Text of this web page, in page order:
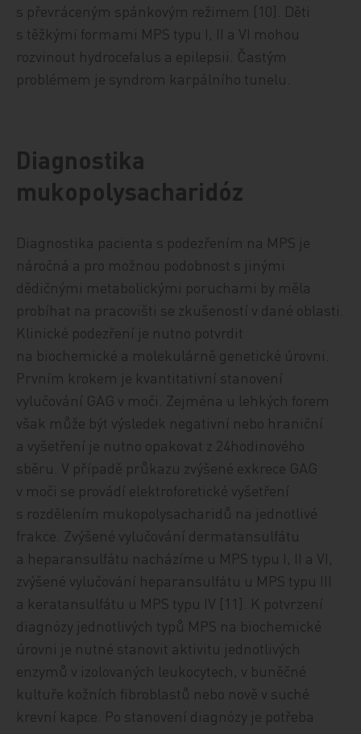
s převráceným spánkovým režimem [10]. Děti
s těžkými formami MPS typu I, II a VI mohou
rozvinout hydrocefalus a epilepsii. Častým
problémem je syndrom karpálního tunelu.
Diagnostika
mukopolysacharidóz
Diagnostika pacienta s podezřením na MPS je
náročná a pro možnou podobnost s jinými
dědičnými metabolickými poruchami by měla
probíhat na pracovišti se zkušeností v dané oblasti.
Klinické podezření je nutno potvrdit
na biochemické a molekulárně genetické úrovni.
Prvním krokem je kvantitativní stanovení
vylučování GAG v moči. Zejména u lehkých forem
však může být výsledek negativní nebo hraniční
a vyšetření je nutno opakovat z 24hodinového
sběru. V případě průkazu zvýšené exkrece GAG
v moči se provádí elektroforetické vyšetření
s rozdělením mukopolysacharidů na jednotlivé
frakce. Zvýšené vylučování dermatansulfátu
a heparansulfátu nacházíme u MPS typu I, II a VI,
zvýšené vylučování heparansulfátu u MPS typu III
a keratansulfátu u MPS typu IV [11]. K potvrzení
diagnózy jednotlivých typů MPS na biochemické
úrovni je nutné stanovit aktivitu jednotlivých
enzymů v izolovaných leukocytech, v buněčné
kultuře kožních fibroblastů nebo nově v suché
krevní kapce. Po stanovení diagnózy je potřeba